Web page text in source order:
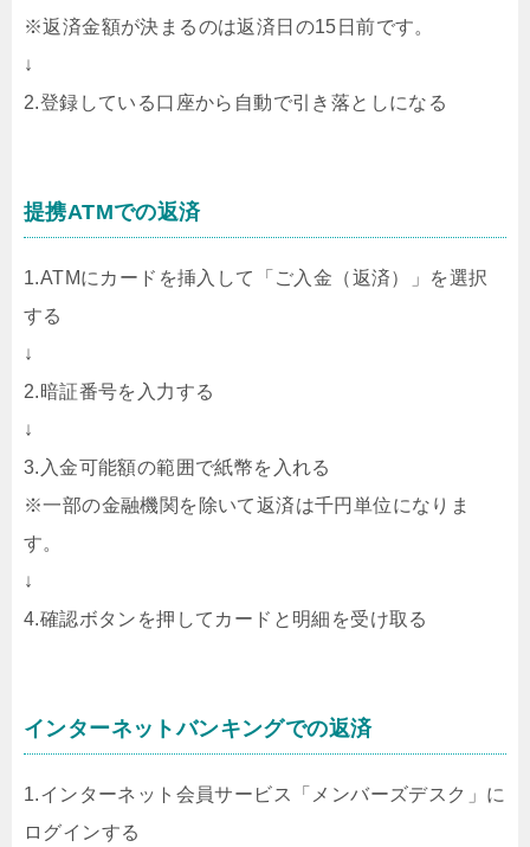
※返済金額が決まるのは返済日の15日前です。
↓
2.登録している口座から自動で引き落としになる
提携ATMでの返済
1.ATMにカードを挿入して「ご入金（返済）」を選択
する
↓
2.暗証番号を入力する
↓
3.入金可能額の範囲で紙幣を入れる
※一部の金融機関を除いて返済は千円単位になりま
す。
↓
4.確認ボタンを押してカードと明細を受け取る
インターネットバンキングでの返済
1.インターネット会員サービス「メンバーズデスク」に
ログインする